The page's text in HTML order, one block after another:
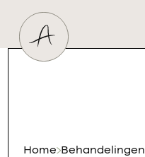
Huidtherapeut
Home Behandelingen